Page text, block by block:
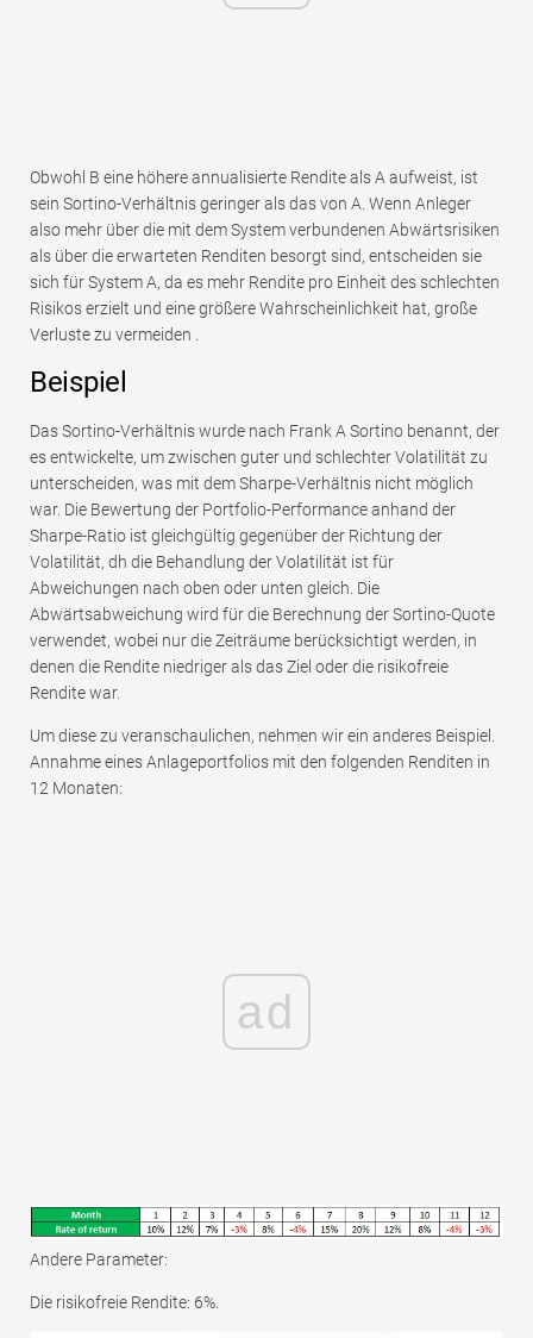
Obwohl B eine höhere annualisierte Rendite als A aufweist, ist
sein Sortino-Verhältnis geringer als das von A. Wenn Anleger
also mehr über die mit dem System verbundenen Abwärtsrisiken
als über die erwarteten Renditen besorgt sind, entscheiden sie
sich für System A, da es mehr Rendite pro Einheit des schlechten
Risikos erzielt und eine größere Wahrscheinlichkeit hat, große
Verluste zu vermeiden .
Beispiel
Das Sortino-Verhältnis wurde nach Frank A Sortino benannt, der
es entwickelte, um zwischen guter und schlechter Volatilität zu
unterscheiden, was mit dem Sharpe-Verhältnis nicht möglich
war. Die Bewertung der Portfolio-Performance anhand der
Sharpe-Ratio ist gleichgültig gegenüber der Richtung der
Volatilität, dh die Behandlung der Volatilität ist für
Abweichungen nach oben oder unten gleich. Die
Abwärtsabweichung wird für die Berechnung der Sortino-Quote
verwendet, wobei nur die Zeiträume berücksichtigt werden, in
denen die Rendite niedriger als das Ziel oder die risikofreie
Rendite war.
Um diese zu veranschaulichen, nehmen wir ein anderes Beispiel.
Annahme eines Anlageportfolios mit den folgenden Renditen in
12 Monaten:
ad
Andere Parameter:
Die risikofreie Rendite: 6%.